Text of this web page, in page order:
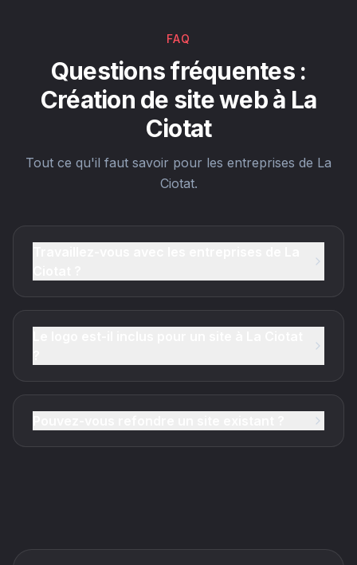
FAQ
Questions fréquentes :
Création de site web à La
Ciotat
Tout ce qu'il faut savoir pour les entreprises de La
Ciotat.